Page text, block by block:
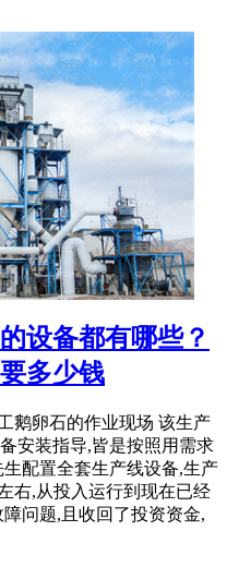
设备都有哪些？
多少钱
鹅卵石的作业现场 该生产
安装指导,皆是按照用需求
配置全套生产线设备,生产
右,从投入运行到现在已经
问题,且收回了投资资金,